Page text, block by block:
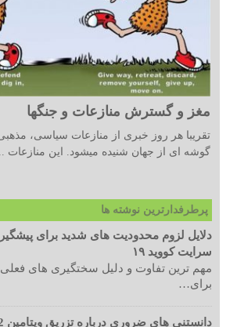
مغز و گسترش منازعات و جنگها
تقریبا هر روز خبری از منازعات سیاسی،
گوشه ای از جهان شنیده میشود. این منازعات ...
پرطرفدارترین نوشته ها
دلایل لزوم محدودیت های شدید برای
سرایت کووید ۱۹
مهم ترین تفاوت و دلیل سختگیری های فعلی
برای…
دانستنی های ضروری درباره تزریق ویتامین B12